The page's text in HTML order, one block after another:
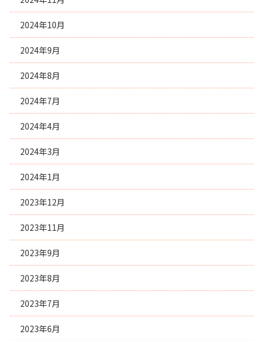
2024年10月
2024年9月
2024年8月
2024年7月
2024年4月
2024年3月
2024年1月
2023年12月
2023年11月
2023年9月
2023年8月
2023年7月
2023年6月